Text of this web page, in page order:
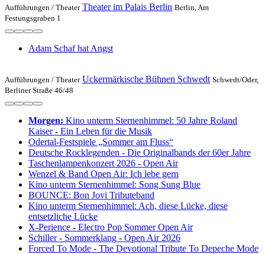
Aufführungen / Theater Theater im Palais Berlin Berlin, Am
Festungsgraben 1
Adam Schaf hat Angst
Aufführungen / Theater Uckermärkische Bühnen Schwedt Schwedt/Oder,
Berliner Straße 46/48
Morgen: Kino unterm Sternenhimmel: 50 Jahre Roland
Kaiser - Ein Leben für die Musik
Odertal-Festspiele „Sommer am Fluss“
Deutsche Rocklegenden - Die Originalbands der 60er Jahre
Taschenlampenkonzert 2026 - Open Air
Wenzel & Band Open Air: Ich lebe gern
Kino unterm Sternenhimmel: Song Sung Blue
BOUNCE: Bon Jovi Tributeband
Kino unterm Sternenhimmel: Ach, diese Lücke, diese
entsetzliche Lücke
X-Perience - Electro Pop Sommer Open Air
Schiller - Sommerklang - Open Air 2026
Forced To Mode - The Devotional Tribute To Depeche Mode